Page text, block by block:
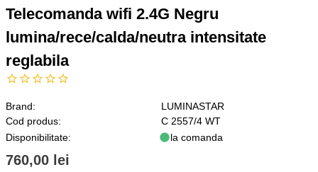
Telecomanda wifi 2.4G Negru
lumina/rece/calda/neutra intensitate
reglabila
Brand:
LUMINASTAR
Cod produs:
C 2557/4 WT
Disponibilitate:
la comanda
760,00 lei